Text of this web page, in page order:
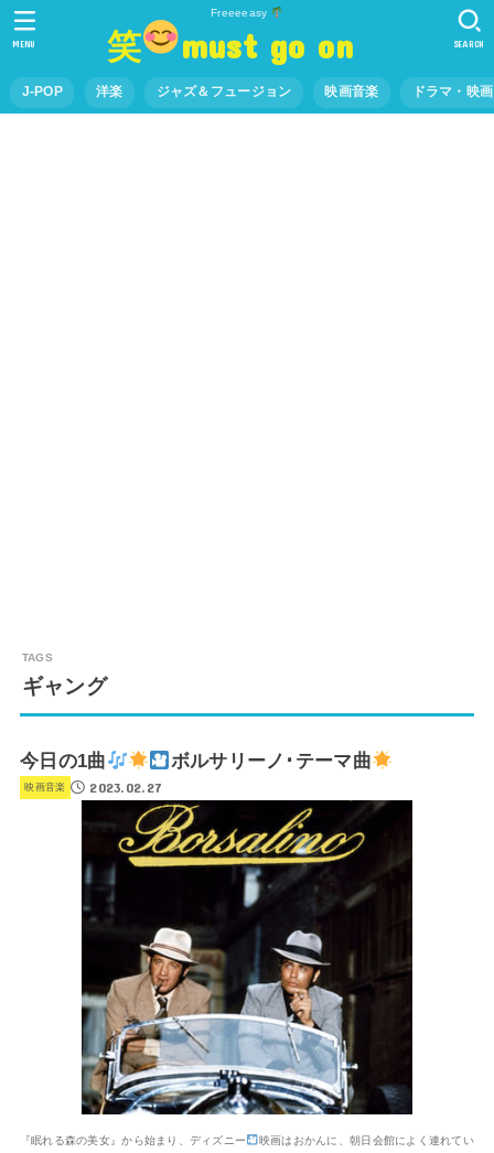
Freeeeasy
笑 must go on
J-POP 洋楽 ジャズ＆フュージョン 映画音楽 ドラマ・映
SEARCH
MENU
ギャング
今日の1曲 ボルサリーノ･テーマ曲
映画音楽 2023.02.27
『眠れる森の美女』から始まり、ディズニー
映画はおかんに、朝日会館によく連れてい